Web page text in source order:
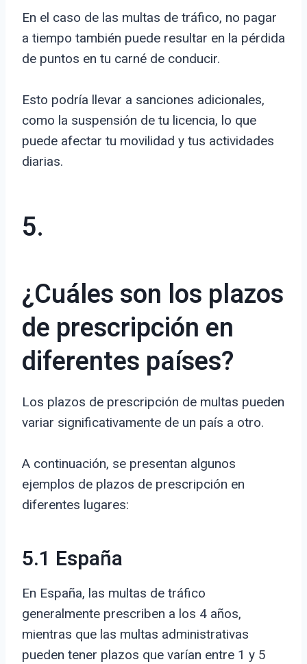
En el caso de las multas de tráfico, no pagar
a tiempo también puede resultar en la pérdida
de puntos en tu carné de conducir.
Esto podría llevar a sanciones adicionales,
como la suspensión de tu licencia, lo que
puede afectar tu movilidad y tus actividades
diarias.
5.
¿Cuáles son los plazos
de prescripción en
diferentes países?
Los plazos de prescripción de multas pueden
variar significativamente de un país a otro.
A continuación, se presentan algunos
ejemplos de plazos de prescripción en
diferentes lugares:
5.1 España
En España, las multas de tráfico
generalmente prescriben a los 4 años,
mientras que las multas administrativas
pueden tener plazos que varían entre 1 y 5